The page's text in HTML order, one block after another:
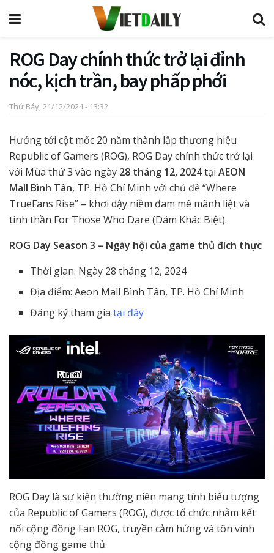
ROG Day chính thức trở lại đỉnh
nóc, kịch trần, bay phấp phới
Thứ Bảy, 21/12/2024 - 13:32
Hướng tới cột mốc 20 năm thành lập thương hiệu
Republic of Gamers (ROG), ROG Day chính thức trở lại
với Mùa thứ 3 vào ngày 28 tháng 12, 2024tại AEON
Mall Bình Tân, TP. Hồ Chí Minh với chủ đề “Where
TrueFans Rise” – khơi dậy niềm đam mê mãnh liệt và
tinh thần For Those Who Dare (Dám Khác Biệt).
ROG Day Season 3 – Ngày hội của game thủ đích thực
Thời gian: Ngày 28 tháng 12, 2024
Địa điểm: Aeon Mall Bình Tân, TP. Hồ Chí Minh
Đăng ký tham giatại đây
ROG Day là sự kiện thường niên mang tính biểu tượng
của Republic of Gamers (ROG), được tổ chức nhằm kết
nối cộng đồng Fan ROG, truyền cảm hứng và tôn vinh
cộng đồng game thủ.